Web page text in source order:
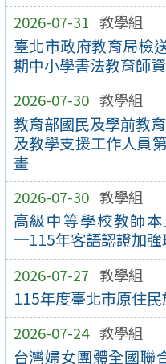
2026-07-31 教學組
臺北市政府教育局檢
期中小學書法教育師
2026-07-30 教學組
教育部國民及學前教
及教學支援工作人員
畫
2026-07-30 教學組
高級中等學校教師
─115年客語認證加強
2026-07-27 教學組
115年度臺北市原住
2026-07-24 教學組
台灣婦女團體全國聯